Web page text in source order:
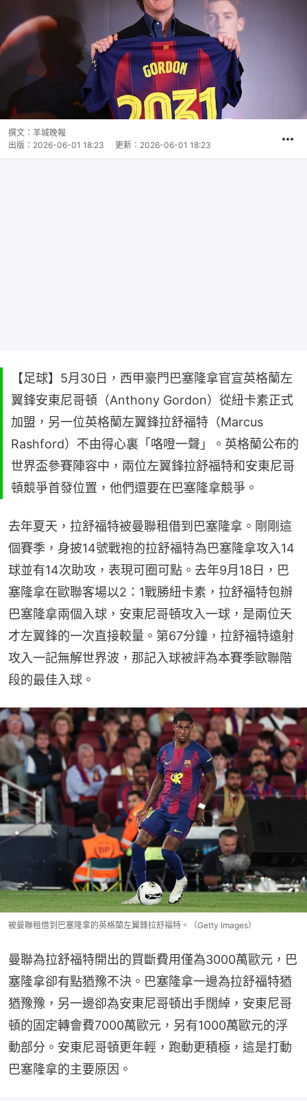
撰文： 羊城晚報
出版： 2026-06-01 18:23 更新： 2026-06-01 18:23
【足球】5月30日，西甲豪門巴塞隆拿官宣英格蘭左
翼鋒安東尼哥頓（Anthony Gordon）從紐卡素正式
加盟，另一位英格蘭左翼鋒拉舒福特（Marcus
Rashford）不由得心裏「咯噔一聲」。英格蘭公布的
世界盃參賽陣容中，兩位左翼鋒拉舒福特和安東尼哥
頓競爭首發位置，他們還要在巴塞隆拿競爭。
去年夏天，拉舒福特被曼聯租借到巴塞隆拿。剛剛這
個賽季，身披14號戰袍的拉舒福特為巴塞隆拿攻入14
球並有14次助攻，表現可圈可點。去年9月18日，巴
塞隆拿在歐聯客場以2：1戰勝紐卡素，拉舒福特包辦
巴塞隆拿兩個入球，安東尼哥頓攻入一球，是兩位天
才左翼鋒的一次直接較量。第67分鐘，拉舒福特遠射
攻入一記無解世界波，那記入球被評為本賽季歐聯階
段的最佳入球。
被曼聯租借到巴塞隆拿的英格蘭左翼鋒拉舒福特。（Getty Images）
曼聯為拉舒福特開出的買斷費用僅為3000萬歐元，巴
塞隆拿卻有點猶豫不決。巴塞隆拿一邊為拉舒福特猶
猶豫豫，另一邊卻為安東尼哥頓出手闊綽，安東尼哥
頓的固定轉會費7000萬歐元，另有1000萬歐元的浮
動部分。安東尼哥頓更年輕，跑動更積極，這是打動
巴塞隆拿的主要原因。